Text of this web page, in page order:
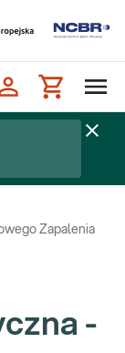
Zapalenia
-